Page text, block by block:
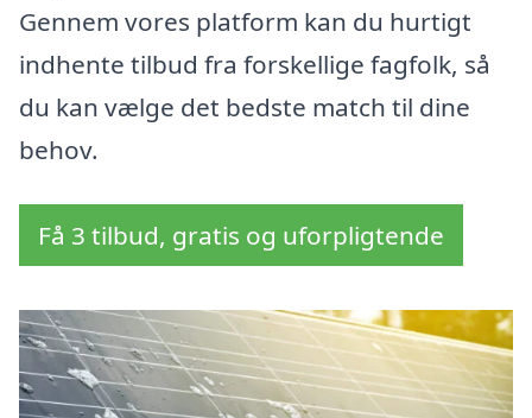
Gennem vores platform kan du hurtigt
indhente tilbud fra forskellige fagfolk, så
du kan vælge det bedste match til dine
behov.
Få 3 tilbud, gratis og uforpligtende